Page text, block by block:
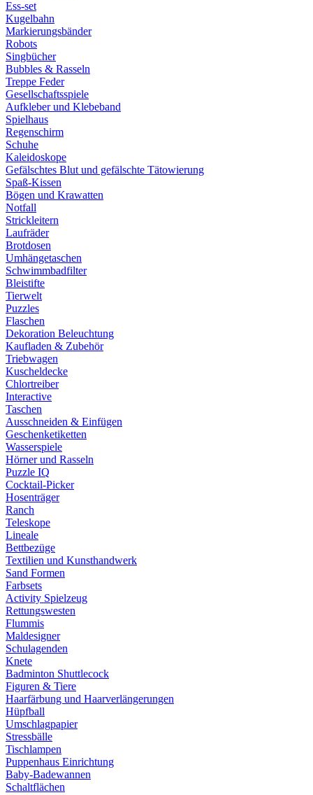
Ess-set
Kugelbahn
Markierungsbänder
Robots
Singbücher
Bubbles & Rasseln
Treppe Feder
Gesellschaftsspiele
Aufkleber und Klebeband
Spielhaus
Regenschirm
Schuhe
Kaleidoskope
Gefälschtes Blut und gefälschte Tätowierung
Spaß-Kissen
Bögen und Krawatten
Notfall
Strickleitern
Laufräder
Brotdosen
Umhängetaschen
Schwimmbadfilter
Bleistifte
Tierwelt
Puzzles
Flaschen
Dekoration Beleuchtung
Kaufladen & Zubehör
Triebwagen
Kuscheldecke
Chlortreiber
Interactive
Taschen
Ausschneiden & Einfügen
Geschenketiketten
Wasserspiele
Hörner und Rasseln
Puzzle IQ
Cocktail-Picker
Hosenträger
Ranch
Teleskope
Lineale
Bettbezüge
Textilien und Kunsthandwerk
Sand Formen
Farbsets
Activity Spielzeug
Rettungswesten
Flummis
Maldesigner
Schulagenden
Knete
Badminton Shuttlecock
Figuren & Tiere
Haarfärbung und Haarverlängerungen
Hüpfball
Umschlagpapier
Stressbälle
Tischlampen
Puppenhaus Einrichtung
Baby-Badewannen
Schaltflächen